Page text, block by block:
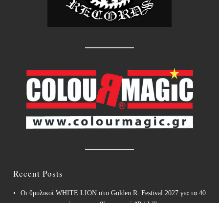
Recent Posts
Οι θρυλικοί WHITE LION στο Golden R. Festival 2027 για τα 40